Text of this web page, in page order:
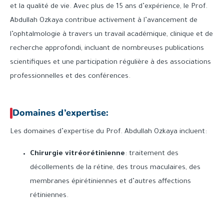
et la qualité de vie. Avec plus de 15 ans d’expérience, le Prof.
Abdullah Ozkaya contribue activement à l’avancement de
l’ophtalmologie à travers un travail académique, clinique et de
recherche approfondi, incluant de nombreuses publications
scientifiques et une participation régulière à des associations
professionnelles et des conférences.
Domaines d’expertise:
Les domaines d’expertise du Prof. Abdullah Ozkaya incluent:
Chirurgie vitréorétinienne: traitement des
décollements de la rétine, des trous maculaires, des
membranes épirétiniennes et d’autres affections
rétiniennes.